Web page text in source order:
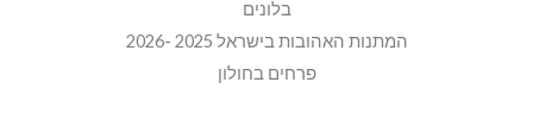
בלונים
המתנות האהובות בישראל 2025 -2026
פרחים בחולון